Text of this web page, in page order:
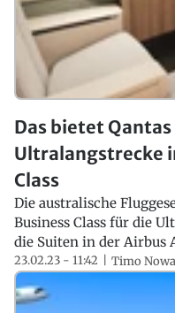
Das bietet
Ultralangstrecke
Class
Die australische
Business Class für die
die Suiten in der Airbus
23.02.23 - 11:42 Timo